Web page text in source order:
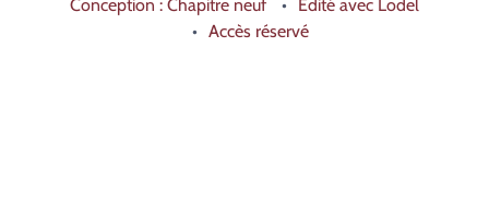
Conception : Chapitre neuf
Édité avec Lodel
Accès réservé